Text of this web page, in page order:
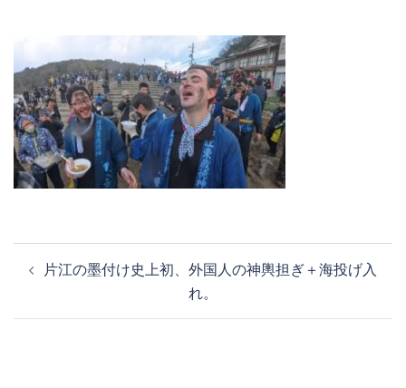
稿
片江の墨付け史上初、外国人の神輿担ぎ＋海投げ入
れ。